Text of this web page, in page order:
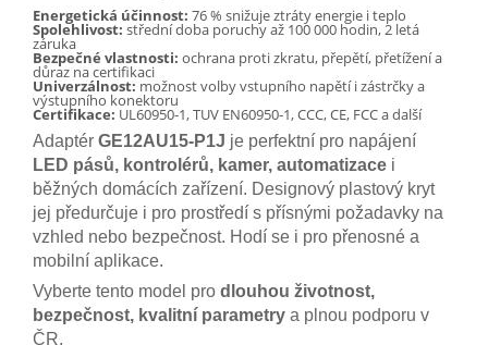
Energetická účinnost: 76 % snižuje ztráty energie i teplo
Spolehlivost: střední doba poruchy až 100 000 hodin, 2 letá
záruka
Bezpečné vlastnosti: ochrana proti zkratu, přepětí, přetížení a
důraz na certifikaci
Univerzálnost: možnost volby vstupního napětí i zástrčky a
výstupního konektoru
Certifikace: UL60950-1, TUV EN60950-1, CCC, CE, FCC a další
Adaptér GE12AU15-P1J je perfektní pro napájení
LED pásů, kontrolérů, kamer, automatizace i
běžných domácích zařízení. Designový plastový kryt
jej předurčuje i pro prostředí s přísnými požadavky na
vzhled nebo bezpečnost. Hodí se i pro přenosné a
mobilní aplikace.
Vyberte tento model pro dlouhou životnost,
bezpečnost, kvalitní parametry a plnou podporu v
ČR.